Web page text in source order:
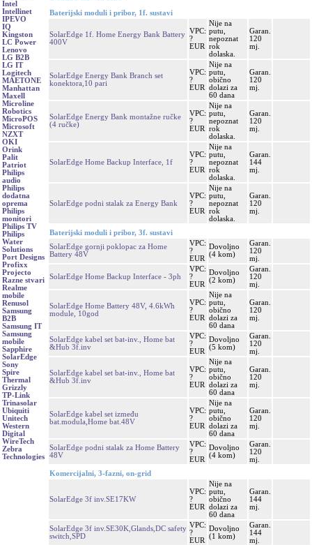
Intel
Intellinet
IPEVO
IQ
Kingston
LC Power
Lenovo
LG B2B
LG IT
Logitech
MAETONE
Manhattan
Maxell
Microline
Robotics
MicroPOS
Microsoft
NZXT
OKI
Orink
Palit
Patriot
Philips
audio
Philips
dodatna
oprema
Philips
monitori
Philips TV
Philips
Water
Solutions
Port Designs
Profixx
Projecto
Razne stvari
Realme
mobile
Renusol
Samsung
B2B
Samsung IT
Samsung
mobile
Sapphire
SolarEdge
Sony
Spire
Thermal
Grizzly
TP-Link
Trinasolar
Ubiquiti
Unitech
Western
Digital
WireTech
Zebra
Technologies
Baterijski moduli i pribor, 1f. sustavi
SolarEdge 1f. Home Energy Bank Battery
400V
VPC:
?
EUR
Nije na
putu,
nepoznat
rok
dolaska.
Garan.
120
mj.
SolarEdge Energy Bank Branch set
konektora,10 pari
VPC:
?
EUR
Nije na
putu,
obično
dolazi za
60 dana
Garan.
120
mj.
SolarEdge Energy Bank montažne ručke
(4 ručke)
VPC:
?
EUR
Nije na
putu,
nepoznat
rok
dolaska.
Garan.
120
mj.
SolarEdge Home Backup Interface, 1f
VPC:
?
EUR
Nije na
putu,
nepoznat
rok
dolaska.
Garan.
144
mj.
SolarEdge podni stalak za Energy Bank
VPC:
?
EUR
Nije na
putu,
nepoznat
rok
dolaska.
Garan.
120
mj.
Baterijski moduli i pribor, 3f. sustavi
SolarEdge gornji poklopac za Home
Battery 48V
VPC:
?
EUR
Dovoljno
(4 kom)
Garan.
120
mj.
SolarEdge Home Backup Interface - 3ph
VPC:
?
EUR
Dovoljno
(2 kom)
Garan.
120
mj.
SolarEdge Home Battery 48V, 4.6kWh
module, 10god
VPC:
?
EUR
Nije na
putu,
obično
dolazi za
60 dana
Garan.
120
mj.
SolarEdge kabel set bat-inv., Home bat
&Hub 3f.inv
VPC:
?
EUR
Dovoljno
(5 kom)
Garan.
120
mj.
SolarEdge kabel set bat-inv., Home bat
&Hub 3f.inv
VPC:
?
EUR
Nije na
putu,
obično
dolazi za
60 dana
Garan.
120
mj.
SolarEdge kabel set između
bat.modula,Home bat.48V
VPC:
?
EUR
Nije na
putu,
obično
dolazi za
60 dana
Garan.
120
mj.
SolarEdge podni stalak za Home Battery
48V
VPC:
?
EUR
Dovoljno
(4 kom)
Garan.
120
mj.
Komercijalni, 3-fazni, on-grid
SolarEdge 3f inv.SE17KW
VPC:
?
EUR
Nije na
putu,
obično
dolazi za
60 dana
Garan.
144
mj.
SolarEdge 3f inv.SE30K,Glands,DC safety
switch,SPD
VPC:
?
EUR
Dovoljno
(1 kom)
Garan.
144
mj.